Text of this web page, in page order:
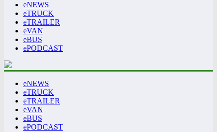
eNEWS
eTRUCK
eTRAILER
eVAN
eBUS
ePODCAST
eNEWS
eTRUCK
eTRAILER
eVAN
eBUS
ePODCAST